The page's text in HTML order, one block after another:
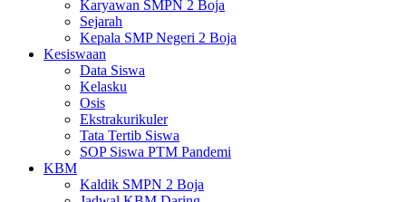
Karyawan SMPN 2 Boja
Sejarah
Kepala SMP Negeri 2 Boja
Kesiswaan
Data Siswa
Kelasku
Osis
Ekstrakurikuler
Tata Tertib Siswa
SOP Siswa PTM Pandemi
KBM
Kaldik SMPN 2 Boja